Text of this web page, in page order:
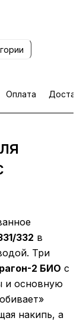
Оплата
332 в
Три
2 БИО с
и основную
накипь, а